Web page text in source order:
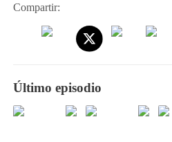
Compartir:
Último episodio